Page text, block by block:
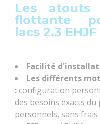
Les
flottante
lacs 2.3 EHJF
Facilité
Les différents
: configuration
des besoins exacts
personnels, sans